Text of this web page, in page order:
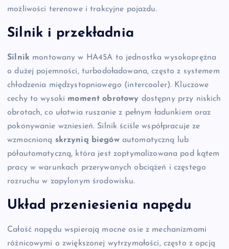
możliwości terenowe i trakcyjne pojazdu.
Silnik i przekładnia
Silnik montowany w HA45A to jednostka wysokoprężna
o dużej pojemności, turbodoładowana, często z systemem
chłodzenia międzystopniowego (intercooler). Kluczowe
cechy to wysoki moment obrotowy dostępny przy niskich
obrotach, co ułatwia ruszanie z pełnym ładunkiem oraz
pokonywanie wzniesień. Silnik ściśle współpracuje ze
wzmocnioną skrzynią biegówautomatyczną lub
półautomatyczną, która jest zoptymalizowana pod kątem
pracy w warunkach przerywanych obciążeń i częstego
rozruchu w zapylonym środowisku.
Układ przeniesienia napędu
Całość napędu wspierają mocne osie z mechanizmami
różnicowymi o zwiększonej wytrzymałości, często z opcją